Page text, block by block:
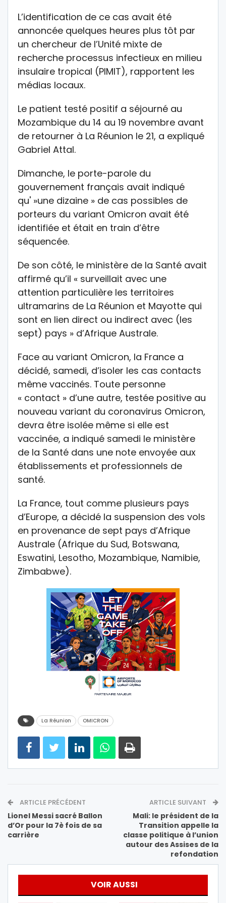
L’identification de ce cas avait été
annoncée quelques heures plus tôt par
un chercheur de l’Unité mixte de
recherche processus infectieux en milieu
insulaire tropical (PIMIT), rapportent les
médias locaux.
Le patient testé positif a séjourné au
Mozambique du 14 au 19 novembre avant
de retourner à La Réunion le 21, a expliqué
Gabriel Attal.
Dimanche, le porte-parole du
gouvernement français avait indiqué
qu' »une dizaine » de cas possibles de
porteurs du variant Omicron avait été
identifiée et était en train d’être
séquencée.
De son côté, le ministère de la Santé avait
affirmé qu’il « surveillait avec une
attention particulière les territoires
ultramarins de La Réunion et Mayotte qui
sont en lien direct ou indirect avec (les
sept) pays » d’Afrique Australe.
Face au variant Omicron, la France a
décidé, samedi, d’isoler les cas contacts
même vaccinés. Toute personne
« contact » d’une autre, testée positive au
nouveau variant du coronavirus Omicron,
devra être isolée même si elle est
vaccinée, a indiqué samedi le ministère
de la Santé dans une note envoyée aux
établissements et professionnels de
santé.
La France, tout comme plusieurs pays
d’Europe, a décidé la suspension des vols
en provenance de sept pays d’Afrique
Australe (Afrique du Sud, Botswana,
Eswatini, Lesotho, Mozambique, Namibie,
Zimbabwe).
La Réunion OMICRON
ARTICLE PRÉCÉDENT
Lionel Messi sacré Ballon
d’Or pour la 7è fois de sa
carrière
ARTICLE SUIVANT
Mali: le président de la
Transition appelle la
classe politique à l’union
autour des Assises de la
refondation
VOIR AUSSI